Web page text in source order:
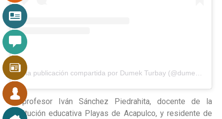
El profesor Iván Sánchez Piedrahita, docente de la
institución educativa Playas de Acapulco, y residente de